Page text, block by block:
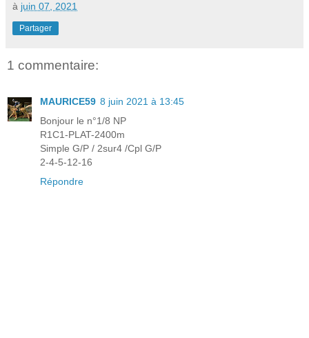
à juin 07, 2021
Partager
1 commentaire:
MAURICE59 8 juin 2021 à 13:45
Bonjour le n°1/8 NP
R1C1-PLAT-2400m
Simple G/P / 2sur4 /Cpl G/P
2-4-5-12-16
Répondre